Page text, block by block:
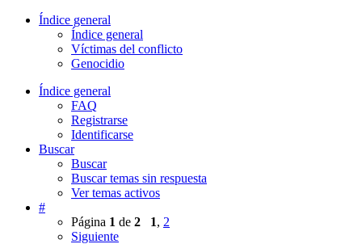
Índice general
Índice general
Víctimas del conflicto
Genocidio
Índice general
FAQ
Registrarse
Identificarse
Buscar
Buscar
Buscar temas sin respuesta
Ver temas activos
#
Página 1 de 2 1, 2
Siguiente